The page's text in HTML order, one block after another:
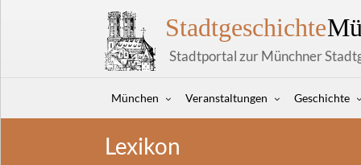
Stadtgeschichte
Stadtportal zur Münchner
München Veranstaltungen Geschichte
Lexikon